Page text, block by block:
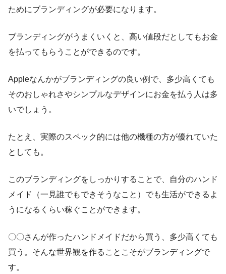
ためにブランディングが必要になります。
ブランディングがうまくいくと、高い値段だとしてもお金
を払ってもらうことができるのです。
Appleなんかがブランディングの良い例で、多少高くても
そのおしゃれさやシンプルなデザインにお金を払う人は多
いでしょう。
たとえ、実際のスペック的には他の機種の方が優れていた
としても。
このブランディングをしっかりすることで、自分のハンド
メイド（一見誰でもできそうなこと）でも生活ができるよ
うになるくらい稼ぐことができます。
〇〇さんが作ったハンドメイドだから買う、多少高くても
買う。そんな世界観を作ることこそがブランディングで
す。